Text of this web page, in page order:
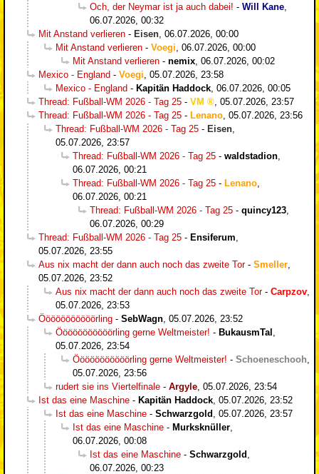
Och, der Neymar ist ja auch dabei! - Will Kane
06.07.2026, 00:32
Mit Anstand verlieren - Eisen 06.07.2026, 00:00
Mit Anstand verlieren - Voegi 06.07.2026, 00:00
Mit Anstand verlieren - nemix 06.07.2026, 00:02
Mexico - England - Voegi 05.07.2026, 23:58
Mexico - England - Kapitän Haddock 06.07.2026, 00:05
Thread: Fußball-WM 2026 - Tag 25 - VM
05.07.2026, 23:57
Thread: Fußball-WM 2026 - Tag 25 - Lenano 05.07.2026, 23:56
Thread: Fußball-WM 2026 - Tag 25 - Eisen
05.07.2026, 23:57
Thread: Fußball-WM 2026 - Tag 25 - waldstadion
06.07.2026, 00:21
Thread: Fußball-WM 2026 - Tag 25 - Lenano
06.07.2026, 00:21
Thread: Fußball-WM 2026 - Tag 25 - quincy123
06.07.2026, 00:29
Thread: Fußball-WM 2026 - Tag 25 - Ensiferum
05.07.2026, 23:55
Aus nix macht der dann auch noch das zweite Tor- Smeller
05.07.2026, 23:52
Aus nix macht der dann auch noch das zweite Tor- Carpzov
05.07.2026, 23:53
Ööööööööööörling - SebWagn 05.07.2026, 23:52
Ööööööööööörling gerne Weltmeister! - BukausmTal
05.07.2026, 23:54
Ööööööööööörling gerne Weltmeister! - Schoeneschooh
05.07.2026, 23:56
rudert sie ins Viertelfinale - Argyle 05.07.2026, 23:54
Ist das eine Maschine - Kapitän Haddock 05.07.2026, 23:52
Ist das eine Maschine - Schwarzgold
05.07.2026, 23:57
Ist das eine Maschine - Murksknüller
06.07.2026, 00:08
Ist das eine Maschine - Schwarzgold
06.07.2026, 00:23